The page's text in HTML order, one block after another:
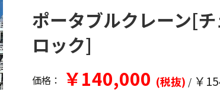
ポータブルクレーン[
ロック]
価格： ￥140,000 (税抜) / ￥